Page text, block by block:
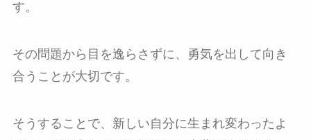
す。
その問題から目を逸らさずに、勇気を出して向き
合うことが大切です。
そうすることで、新しい自分に生まれ変わったよ